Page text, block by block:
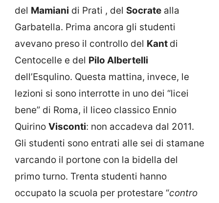
del Mamiani di Prati , del Socrate alla
Garbatella. Prima ancora gli studenti
avevano preso il controllo del Kant di
Centocelle e del Pilo Albertelli
dell’Esqulino. Questa mattina, invece, le
lezioni si sono interrotte in uno dei “licei
bene” di Roma, il liceo classico Ennio
Quirino Visconti: non accadeva dal 2011.
Gli studenti sono entrati alle sei di stamane
varcando il portone con la bidella del
primo turno. Trenta studenti hanno
occupato la scuola per protestare “contro